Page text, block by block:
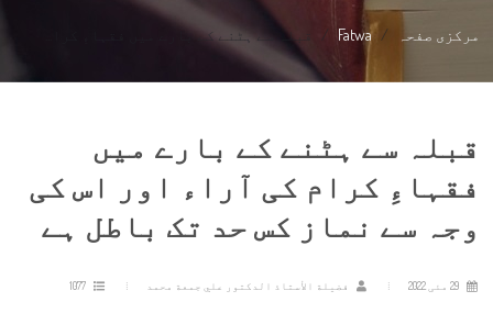
مرکزی صفحہ Fatwa قبلہ سے ہٹنے کے بارے میں فقہاءِ کرا...
قبلہ سے ہٹنے کے بارے میں
فقہاءِ کرام کی آراء اور اس کی
وجہ سے نماز کس حد تک باطل ہے
فضيلة الأستاذ الدكتور علي جمعة محمد